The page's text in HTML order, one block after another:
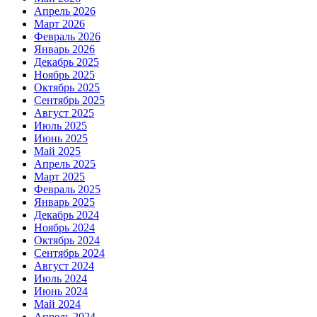
Апрель 2026
Март 2026
Февраль 2026
Январь 2026
Декабрь 2025
Ноябрь 2025
Октябрь 2025
Сентябрь 2025
Август 2025
Июль 2025
Июнь 2025
Май 2025
Апрель 2025
Март 2025
Февраль 2025
Январь 2025
Декабрь 2024
Ноябрь 2024
Октябрь 2024
Сентябрь 2024
Август 2024
Июль 2024
Июнь 2024
Май 2024